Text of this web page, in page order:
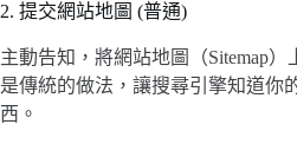
2. 提交網站地圖 (普通)
主動告知，將網站地圖（Sitemap
是傳統的做法，讓搜尋引擎知道你
西。